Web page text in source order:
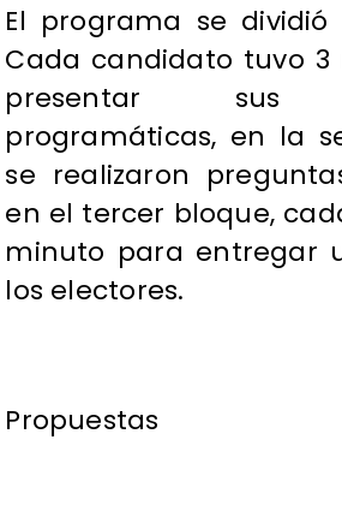
El programa se
Cada candidato tuvo
presentar sus
programáticas, en la
se realizaron
en el tercer bloque,
minuto para entregar
los electores.
Propuestas